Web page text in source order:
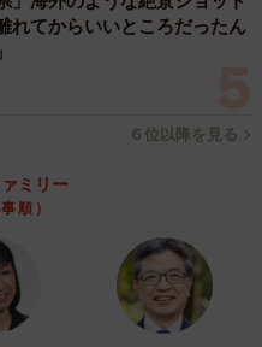
れてからいいところだったん
６位以降を見る
ミリー
順）